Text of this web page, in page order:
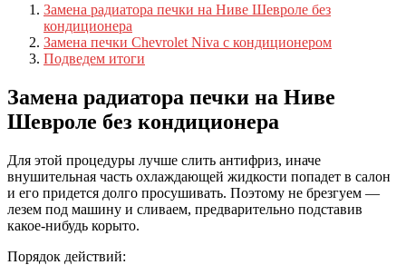
Замена радиатора печки на Ниве Шевроле без
кондиционера
Замена печки Chevrolet Niva с кондиционером
Подведем итоги
Замена радиатора печки на Ниве
Шевроле без кондиционера
Для этой процедуры лучше слить антифриз, иначе
внушительная часть охлаждающей жидкости попадет в салон
и его придется долго просушивать. Поэтому не брезгуем —
лезем под машину и сливаем, предварительно подставив
какое-нибудь корыто.
Порядок действий: